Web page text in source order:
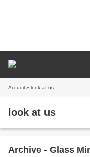
Accueil » look at us
look at us
Archive - Glass